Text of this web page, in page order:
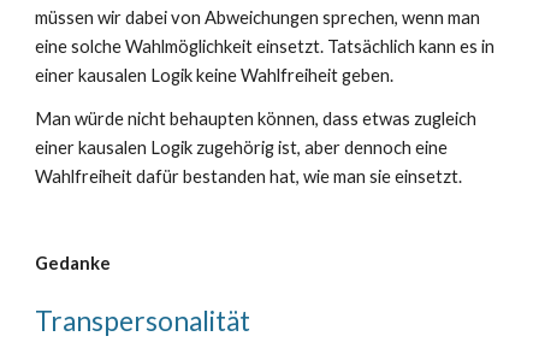
müssen wir dabei von Abweichungen sprechen, wenn man
eine solche Wahlmöglichkeit einsetzt. Tatsächlich kann es in
einer kausalen Logik keine Wahlfreiheit geben.
Man würde nicht behaupten können, dass etwas zugleich
einer kausalen Logik zugehörig ist, aber dennoch eine
Wahlfreiheit dafür bestanden hat, wie man sie einsetzt.
Gedanke
Transpersonalität